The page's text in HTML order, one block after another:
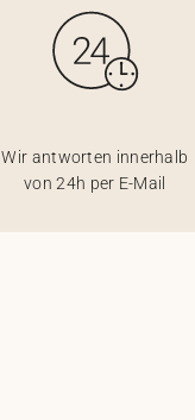
Wir antworten innerhalb
von 24h per E-Mail